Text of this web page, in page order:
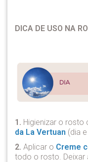
DICA DE USO NA
1. Higienizar o rosto
da La Vertuan (dia
2. Aplicar o Creme
todo o rosto. Deixar